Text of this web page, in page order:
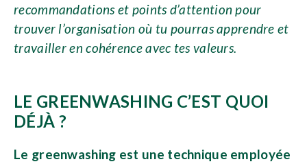
recommandations et points d’attention pour
trouver l’organisation où tu pourras apprendre et
travailler en cohérence avec tes valeurs.
LE GREENWASHING C’EST QUOI
DÉJÀ ?
Le greenwashing est une technique employée